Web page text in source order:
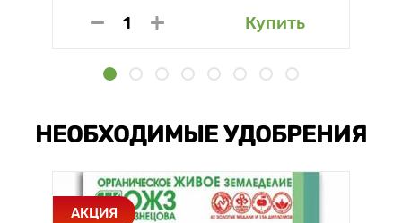
Купить
НЕОБХОДИМЫЕ УДОБРЕНИЯ
АКЦИЯ